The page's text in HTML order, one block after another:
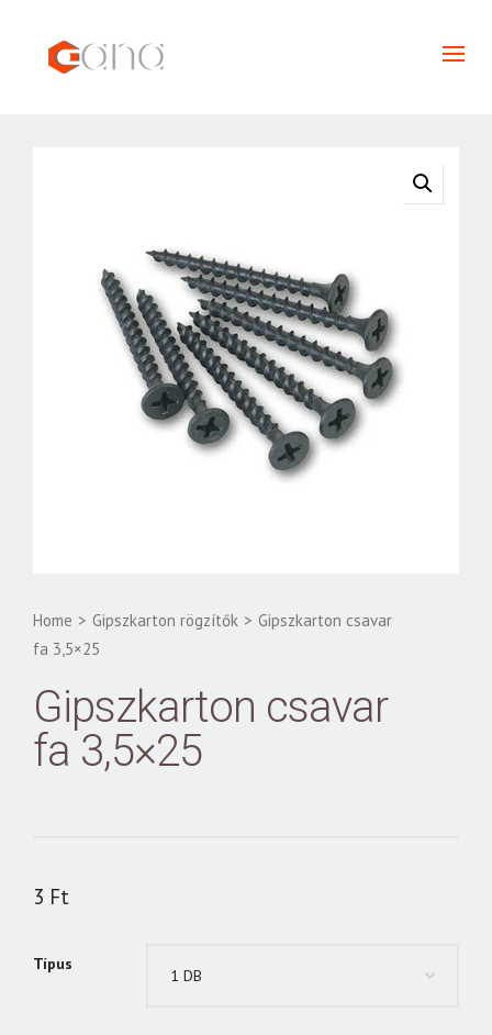
Home > Gipszkarton rögzítők > Gipszkarton csavar
fa 3,5×25
Gipszkarton csavar
fa 3,5×25
3 Ft
Típus